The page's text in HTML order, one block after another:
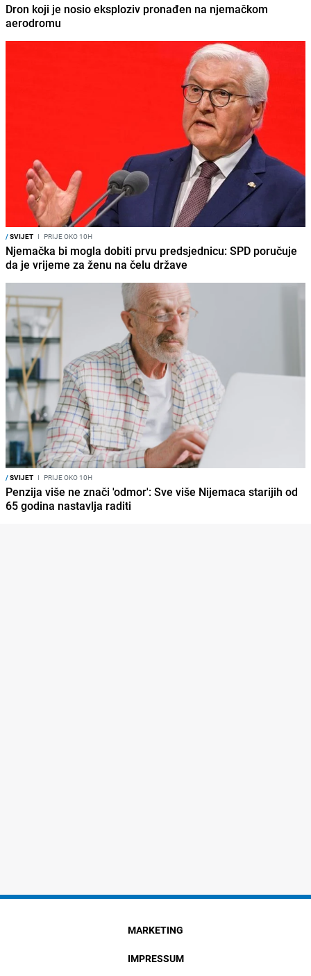
Dron koji je nosio eksploziv pronađen na njemačkom
aerodromu
/SVIJET I PRIJE OKO 10H
Njemačka bi mogla dobiti prvu predsjednicu: SPD poručuje
da je vrijeme za ženu na čelu države
/SVIJET I PRIJE OKO 10H
Penzija više ne znači 'odmor': Sve više Nijemaca starijih od
65 godina nastavlja raditi
MARKETING
IMPRESSUM